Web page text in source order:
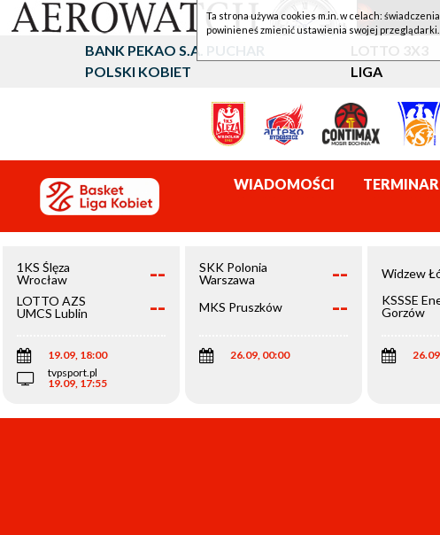
BANK PEKAO S.A. PUCHAR
POLSKI KOBIET
LOTTO 3X3
LIGA
WIADOMOŚCI
1KS Ślęza
Wrocław
--
LOTTO AZS
UMCS Lublin
--
19.09, 18:00
tvpsport.pl
19.09, 17:55
SKK Polonia
Warszawa
--
MKS Pruszków --
26.09, 00:00
Widzew
KSSSE
Gorzów
Ta strona używa cookies m.in. w celach:
powinieneś zmienić ustawienia swojej przeglądarki.